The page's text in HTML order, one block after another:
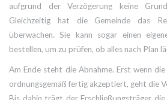
aufgrund der Verzögerung keine
Gleichzeitig hat die Gemeinde das
überwachen. Sie kann sogar einen
bestellen, um zu prüfen, ob alles nach Plan
Am Ende steht die Abnahme. Erst wenn
ordnungsgemäß fertig akzeptiert, geht die
Bis dahin trägt der Erschließungsträger